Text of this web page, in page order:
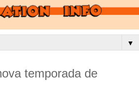
▼
temporada de